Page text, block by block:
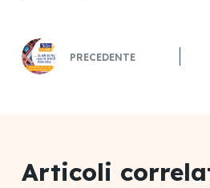
PRECEDENTE
Articoli